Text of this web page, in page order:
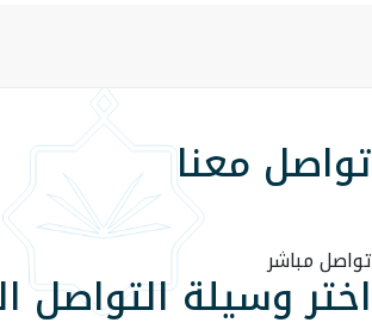
تواصل معنا
تواصل مباشر
اختر وسيلة التواصل